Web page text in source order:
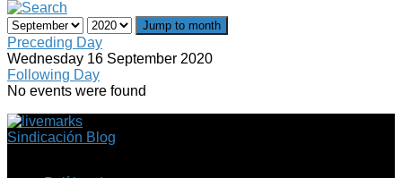
Jump to month
Preceding Day
Wednesday 16 September 2020
Following Day
No events were found
Sindicación Blog